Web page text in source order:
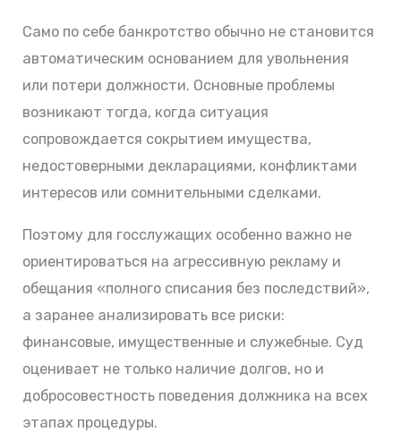
Само по себе банкротство обычно не становится
автоматическим основанием для увольнения
или потери должности. Основные проблемы
возникают тогда, когда ситуация
сопровождается сокрытием имущества,
недостоверными декларациями, конфликтами
интересов или сомнительными сделками.
Поэтому для госслужащих особенно важно не
ориентироваться на агрессивную рекламу и
обещания «полного списания без последствий»,
а заранее анализировать все риски:
финансовые, имущественные и служебные. Суд
оценивает не только наличие долгов, но и
добросовестность поведения должника на всех
этапах процедуры.